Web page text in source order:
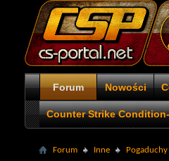
Forum Nowości
Counter Strike
Forum Inne Pogaduchy